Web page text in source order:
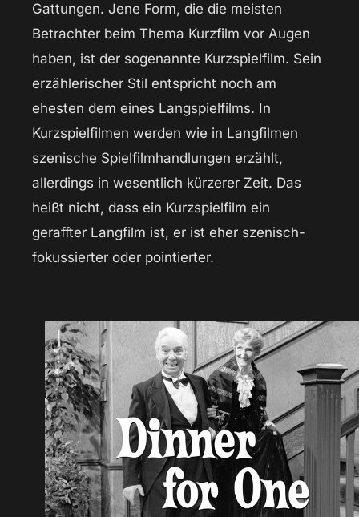
Gattungen. Jene Form, die die meisten
Betrachter beim Thema Kurzfilm vor Augen
haben, ist der sogenannte Kurzspielfilm. Sein
erzählerischer Stil entspricht noch am
ehesten dem eines Langspielfilms. In
Kurzspielfilmen werden wie in Langfilmen
szenische Spielfilmhandlungen erzählt,
allerdings in wesentlich kürzerer Zeit. Das
heißt nicht, dass ein Kurzspielfilm ein
geraffter Langfilm ist, er ist eher szenisch-
fokussierter oder pointierter.